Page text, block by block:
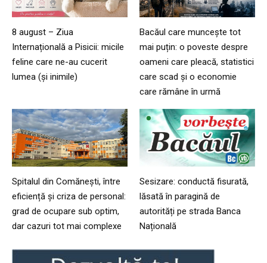
8 august – Ziua
Internațională a Pisicii: micile
feline care ne-au cucerit
lumea (și inimile)
Bacăul care muncește tot
mai puțin: o poveste despre
oameni care pleacă, statistici
care scad și o economie
care rămâne în urmă
Spitalul din Comănești, între
eficiență și criza de personal:
grad de ocupare sub optim,
dar cazuri tot mai complexe
Sesizare: conductă fisurată,
lăsată în paragină de
autorități pe strada Banca
Națională